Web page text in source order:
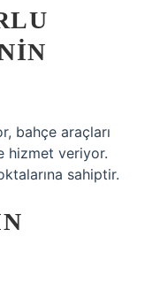
bahçe araçları
hizmet veriyor.
sahiptir.